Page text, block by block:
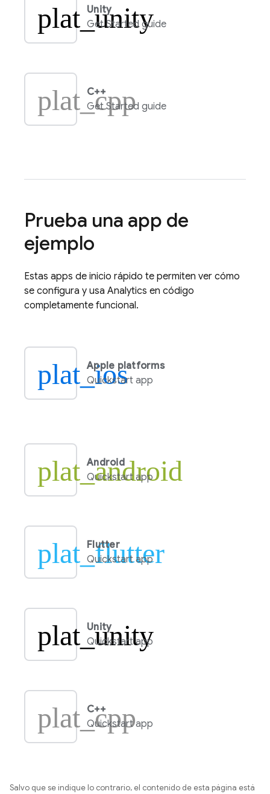
plat_unity
Unity
Get Started guide
plat_cpp
C++
Get Started guide
Prueba una app de
ejemplo
Estas apps de inicio rápido te permiten ver cómo
se configura y usa Analytics en código
completamente funcional.
plat_ios
Apple platforms
Quickstart app
plat_android
Android
Quickstart app
plat_flutter
Flutter
Quickstart app
plat_unity
Unity
Quickstart app
plat_cpp
C++
Quickstart app
Salvo que se indique lo contrario, el contenido de esta página está